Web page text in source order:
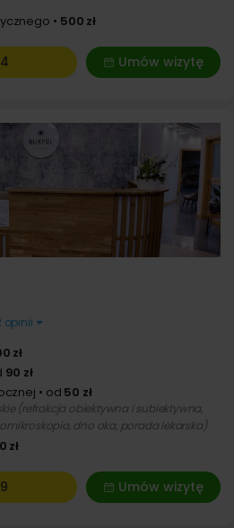
500 zł
Umów wizytę
opinii
zł
90 zł
od 50 zł
(refrakcja obiektywna i subiektywna,
dno oka, porada lekarska)
zł
Umów wizytę